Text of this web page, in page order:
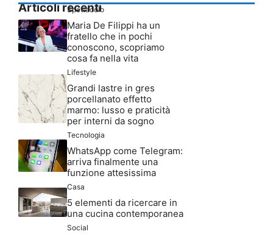
Articoli recenti
Spettacolo
Maria De Filippi ha un
fratello che in pochi
conoscono, scopriamo
cosa fa nella vita
Lifestyle
Grandi lastre in gres
porcellanato effetto
marmo: lusso e praticità
per interni da sogno
Tecnologia
WhatsApp come Telegram:
arriva finalmente una
funzione attesissima
Casa
5 elementi da ricercare in
una cucina contemporanea
Social